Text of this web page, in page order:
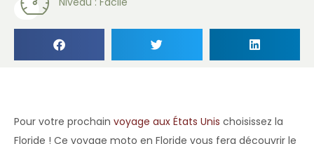
Pour votre prochain voyage aux États Unis choisissez la
Floride ! Ce voyage moto en Floride vous fera découvrir le